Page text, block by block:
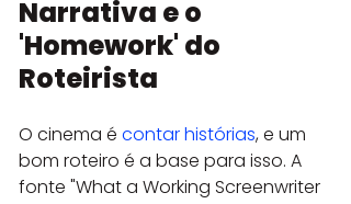
Narrativa e o
'Homework' do
Roteirista
O cinema é contar histórias, e um
bom roteiro é a base para isso. A
fonte "What a Working Screenwriter